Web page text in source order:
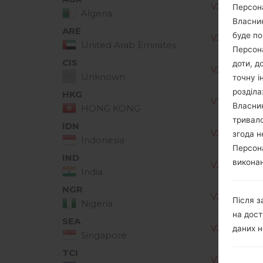
Algeria
ARE
United Arab Emirates
CIS
Unknown
HKG
HONG KONG
IDN
Indonesia
IND
India
NGR
Nigeria
SEA
Singapore
TCI
буде
доти,
точну
згода
Після
на
даних